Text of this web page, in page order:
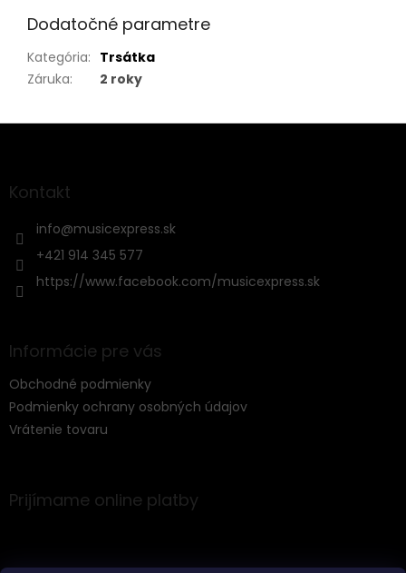
Dodatočné parametre
Kategória: Trsátka
Záruka: 2 roky
Z
äKontakt
info@musicexpress.sk
+421 914 345 577
https://www.facebook.com/musicexpress.sk
Informácie pre vás
Obchodné podmienky
Podmienky ochrany osobných údajov
Vrátenie tovaru
Prijímame online platby